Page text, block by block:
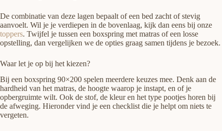
De combinatie van deze lagen bepaalt of een bed zacht of stevig
aanvoelt. Wil je je verdiepen in de bovenlaag, kijk dan eens bij onze
toppers. Twijfel je tussen een boxspring met matras of een losse
opstelling, dan vergelijken we de opties graag samen tijdens je bezoek.
Waar let je op bij het kiezen?
Bij een boxspring 90×200 spelen meerdere keuzes mee. Denk aan de
hardheid van het matras, de hoogte waarop je instapt, en of je
opbergruimte wilt. Ook de stof, de kleur en het type pootjes horen bij
de afweging. Hieronder vind je een checklist die je helpt om niets te
vergeten.